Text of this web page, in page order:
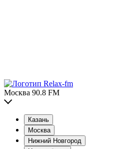
Москва 90.8 FM
Казань
Москва
Нижний Новгород